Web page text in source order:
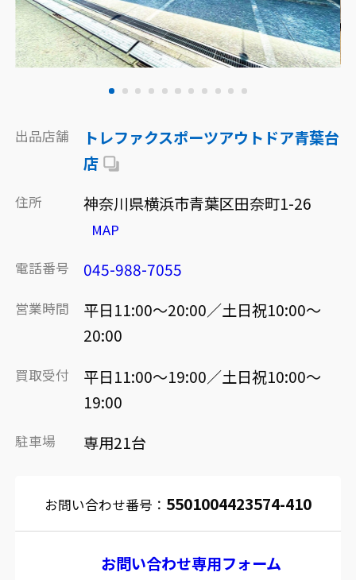
出品店舗
トレファクスポーツアウトドア青葉台
店
住所 神奈川県横浜市青葉区田奈町1-26
MAP
電話番号 045-988-7055
営業時間
平日11:00～20:00／土日祝10:00～
20:00
買取受付
平日11:00～19:00／土日祝10:00～
19:00
駐車場 専用21台
お問い合わせ番号： 5501004423574-410
お問い合わせ専用フォーム